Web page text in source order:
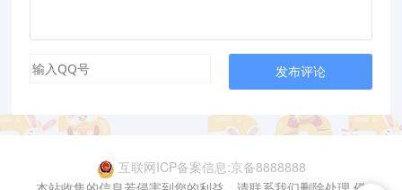
发布评论
互联网ICP备案信息:京备8888888